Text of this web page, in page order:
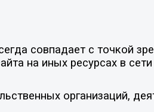
совпадает с точкой
на иных ресурсах в
организаций,